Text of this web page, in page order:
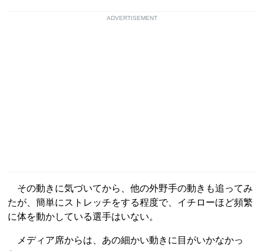
ADVERTISEMENT
その動きに気づいてから、他の外野手の動きも追ってみ
たが、簡単にストレッチをする程度で、イチローほど頻繁
に体を動かしている選手はいない。
メディア席からは、あの細かい動きに目がいかなかっ